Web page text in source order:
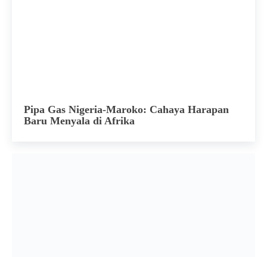
Pipa Gas Nigeria-Maroko: Cahaya Harapan
Baru Menyala di Afrika